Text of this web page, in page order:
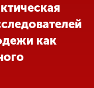
как